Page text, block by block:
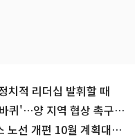
치적 리더십 발휘할 때
퀴'…양 지역 협상 촉구
노선 개편 10월 계획대로